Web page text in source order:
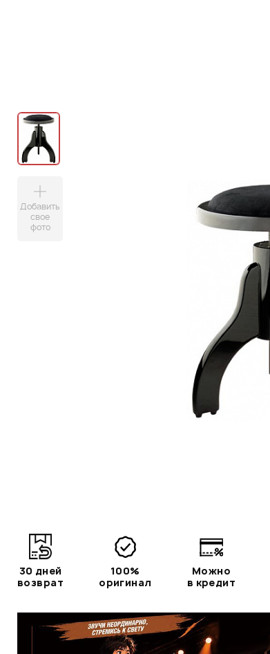
Добавить
свое
фото
30 дней
возврат
100%
оригинал
Можно
в кредит